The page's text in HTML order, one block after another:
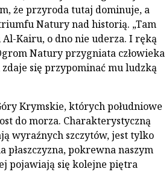
że przyroda tutaj dominuje, a
Natury nad historią. „Tam
Kairu, o dno nie uderza. I ręką
Natury przygniata człowieka
się przypominać mu ludzką
Krymskie, których południowe
do morza. Charakterystyczną
wyraźnych szczytów, jest tylko
pokrewna naszym
pojawiają się kolejne piętra